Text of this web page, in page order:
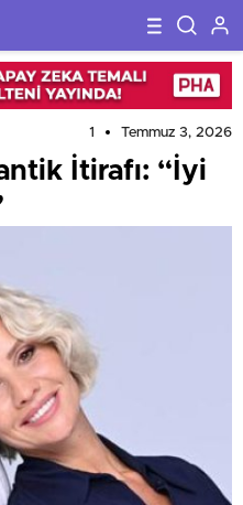
1 Temmuz 3, 2026
İtirafı: “İyi